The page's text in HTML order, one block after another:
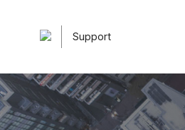
Support